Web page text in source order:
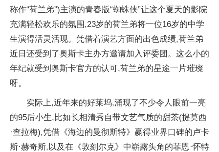
称作“荷兰弟”)主演的青春版“蜘蛛侠”让这个夏天的影院
充满轻松欢乐的氛围,23岁的荷兰弟将一位16岁的中学
生演得活灵活现。凭借着演艺方面的出色成绩,荷兰弟
近日还受到了奥斯卡主办方邀请加入评委团。这么小的
年纪就受到奥斯卡官方的认可,荷兰弟的星途一片璀璨
呀。
实际上,近年来的好莱坞,涌现了不少令人眼前一亮
的95后小生,比如长相清秀自带文艺气质的甜茶(提莫西
·查拉梅),凭借《海边的曼彻斯特》赢得业界口碑的卢卡
斯·赫奇斯,以及在《敦刻尔克》中崭露头角的菲恩·怀特